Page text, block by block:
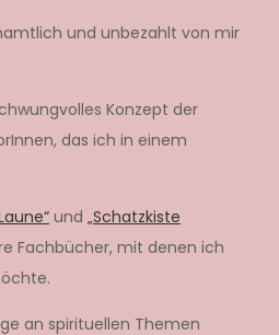
und unbezahlt von mir
Konzept der
das ich in einem
und „Schatzkiste
Fachbücher, mit denen ich
an spirituellen Themen